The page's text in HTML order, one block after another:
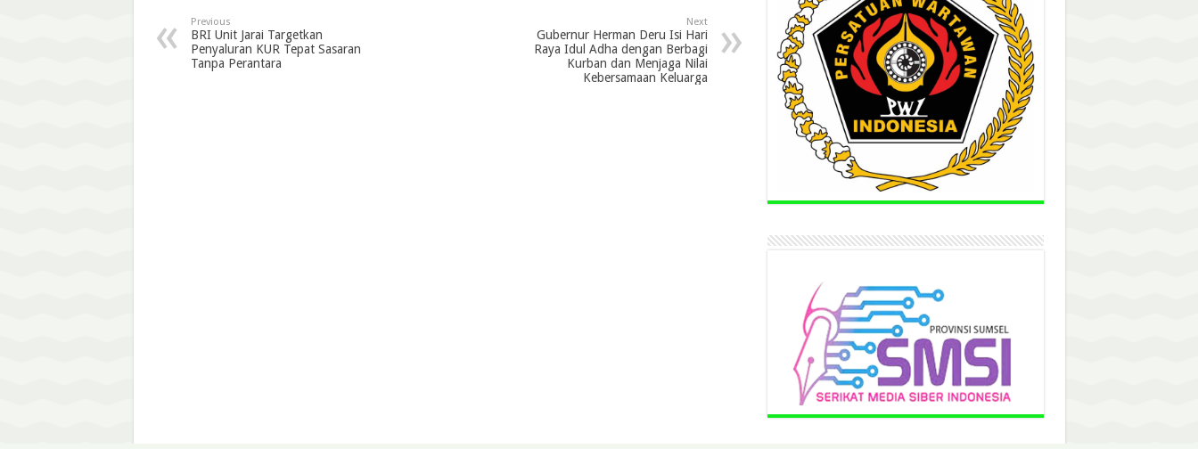
Previous
BRI Unit Jarai Targetkan
Penyaluran KUR Tepat Sasaran
Tanpa Perantara
Next
Gubernur Herman Deru Isi Hari
Raya Idul Adha dengan Berbagi
Kurban dan Menjaga Nilai
Kebersamaan Keluarga